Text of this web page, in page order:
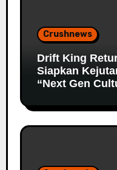
Crushnews
Drift King
Siapkan
“Next Gen